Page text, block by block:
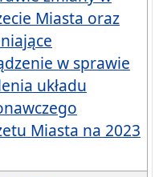
Miasta oraz
w sprawie
układu
Miasta na 2023